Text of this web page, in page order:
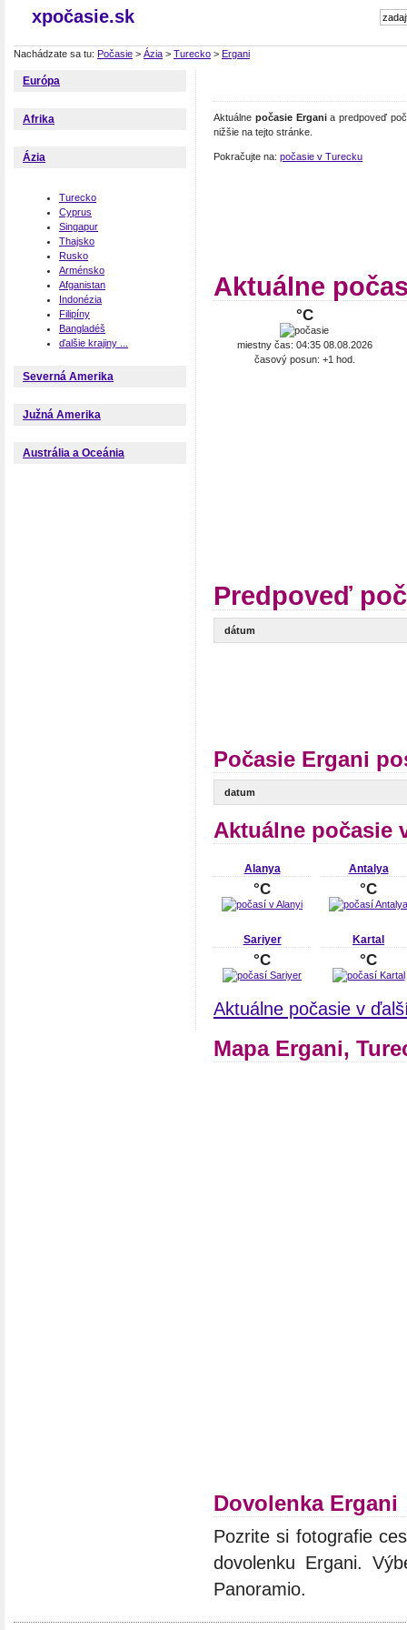
xpočasie.sk
Nachádzate sa tu: Počasie > Ázia > Turecko > Ergani
Európa
Afrika
Ázia
Turecko
Cyprus
Singapur
Thajsko
Rusko
Arménsko
Afganistan
Indonézia
Filipíny
Bangladéš
ďalšie krajiny ...
Severná Amerika
Južná Amerika
Austrália a Oceánia
Aktuálne počasie Ergania predpoveď
nižšie na tejto stránke.
Pokračujte na: počasie v Turecku
Aktuálne
°C
miestny čas: 04:35 08.08.2026
časový posun: +1 hod.
Predpoveď
dátum
Počasie Ergani
datum
Aktuálne počasie
Alanya
°C
Antalya
°C
Sariyer
°C
Kartal
°C
Aktuálne počasie v
Mapa Ergani,
Dovolenka Ergani
Pozrite si fotografie
dovolenku Ergani.
Panoramio.